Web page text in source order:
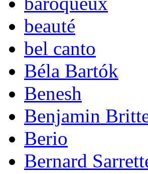
beauté
bel canto
Béla Bartók
Benesh
Benjamin
Berio
Bernard